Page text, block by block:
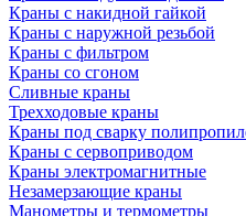
Краны с накидной гайкой
Краны с наружной резьбой
Краны с фильтром
Краны со сгоном
Сливные краны
Трехходовые краны
Краны под сварку
Краны с сервоприводом
Краны электромагнитные
Незамерзающие краны
Манометры и термометры